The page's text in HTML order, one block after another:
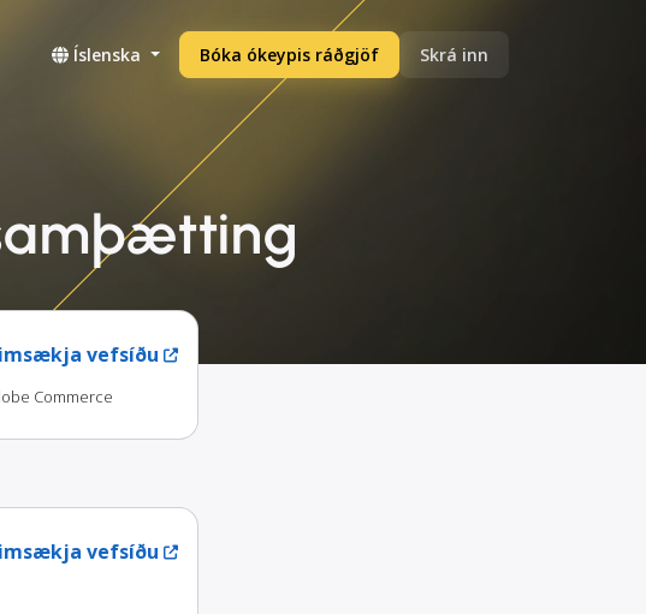
Íslenska Bóka ókeypis ráðgjöf Skrá inn
vefsíðu
Commerce
vefsíðu